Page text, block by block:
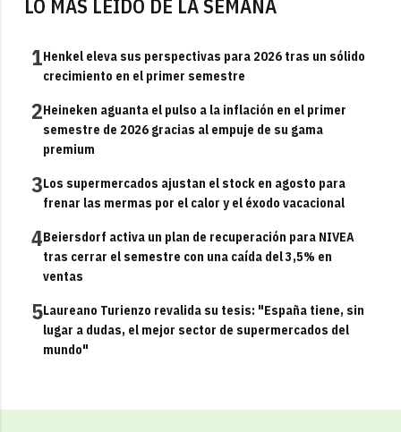
LO MÁS LEÍDO DE LA SEMANA
1Henkel eleva sus perspectivas para 2026 tras un sólido
crecimiento en el primer semestre
2Heineken aguanta el pulso a la inflación en el primer
semestre de 2026 gracias al empuje de su gama
premium
3Los supermercados ajustan el stock en agosto para
frenar las mermas por el calor y el éxodo vacacional
4Beiersdorf activa un plan de recuperación para NIVEA
tras cerrar el semestre con una caída del 3,5% en
ventas
5Laureano Turienzo revalida su tesis: "España tiene, sin
lugar a dudas, el mejor sector de supermercados del
mundo"